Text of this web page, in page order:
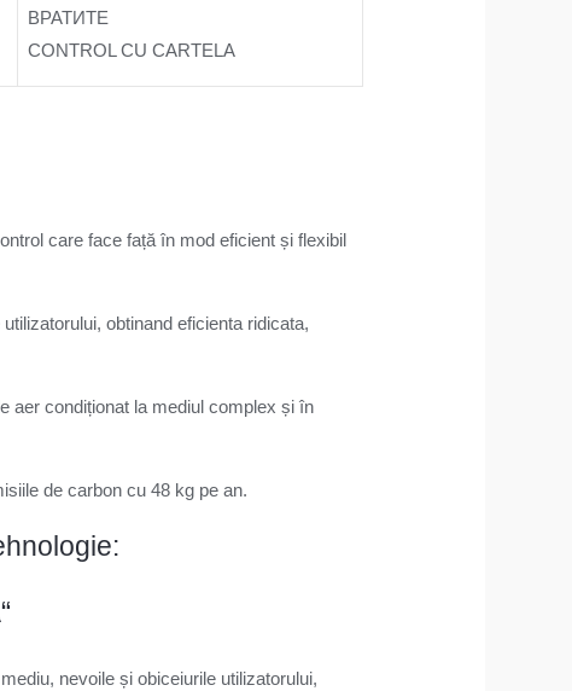
CONTROL CU CARTELA
care face față în mod eficient și flexibil
obtinand eficienta ridicata,
aer condiționat la mediul complex și în
de carbon cu 48 kg pe an.
nevoile și obiceiurile utilizatorului,